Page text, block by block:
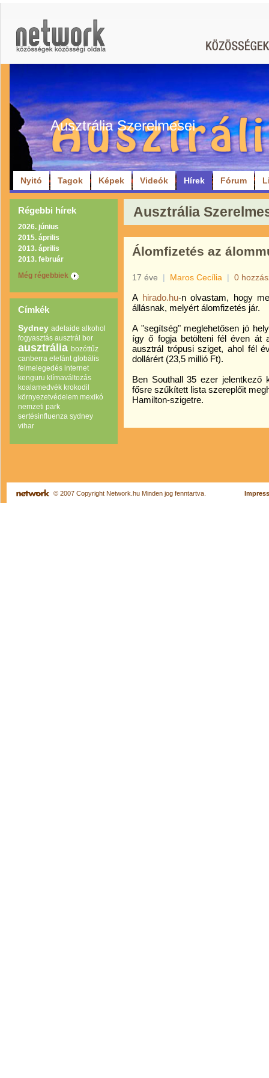
Ausztrália Szerelmesei
Nyitó Tagok Képek Videók Hírek Fórum
Régebbi hírek
2026. június
2015. április
2013. április
2013. február
Még régebbiek
Címkék
Sydney adelaide alkohol
fogyasztás ausztrál bor
ausztrália bozóttűz
canberra elefánt globális
felmelegedés internet
kenguru klímaváltozás
koalamedvék krokodil
környezetvédelem mexikó
nemzeti park
sertésinfluenza sydney
vihar
Ausztrália
Álomfizetés az
17 éve | Maros Cecília | 0
Ahirado.hu-n olvastam, hogy
állásnak, melyért álomfizetés jár.
A "segítség" meglehetősen jó
így ő fogja betölteni fél éven át
ausztrál trópusi sziget, ahol fél
dollárért (23,5 millió Ft).
Ben Southall 35 ezer jelentkező
fősre szűkített lista szereplőit
Hamilton-szigetre.
© 2007 Copyright Network.hu Minden jog fenntartva.